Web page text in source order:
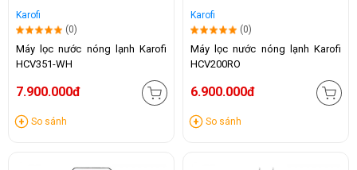
Karofi
(0)
Máy lọc nước nóng lạnh Karofi
HCV351-WH
7.900.000đ
So sánh
Karofi
(0)
Máy lọc nước nóng lạnh Karofi
HCV200RO
6.900.000đ
So sánh